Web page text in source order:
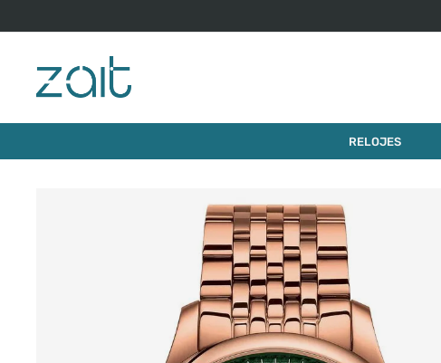
RELOJES
RELOJ TISSOT LE LOCLE 39MM